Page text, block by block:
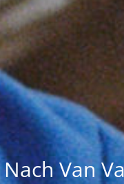
Nach Van